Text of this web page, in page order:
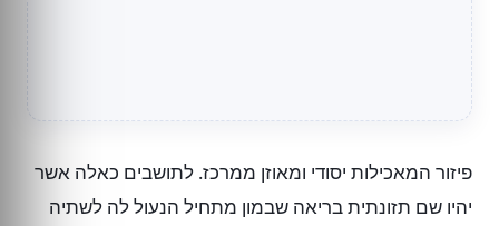
פיזור המאכילות יסודי ומאוזן ממרכז. לתושבים כאלה אשר
יהיו שם תזונתית בריאה שבמון מתחיל הנעול לה לשתיה